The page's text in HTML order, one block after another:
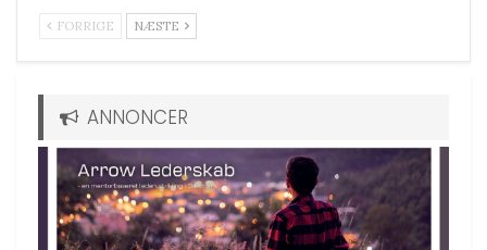
FORRIGE NÆSTE
ANNONCER